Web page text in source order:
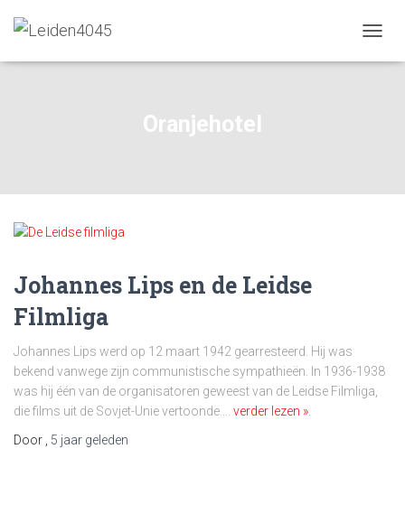
Oranjehotel
Johannes Lips en de Leidse
Filmliga
Johannes Lips werd op 12 maart 1942 gearresteerd. Hij was
bekend vanwege zijn communistische sympathieën. In 1936-1938
was hij één van de organisatoren geweest van de Leidse Filmliga,
die films uit de Sovjet-Unie vertoonde…. verder lezen ».
Door , 5 jaar geleden